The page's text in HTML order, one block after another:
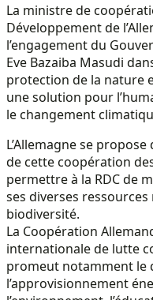
La ministre de
Développement de
l’engagement du
Eve Bazaiba Masudi
protection de la nature
une solution pour
le changement
L’Allemagne se
de cette coopération
permettre à la RDC de
ses diverses
biodiversité.
La Coopération
internationale de lutte
promeut notamment le
l’approvisionnement